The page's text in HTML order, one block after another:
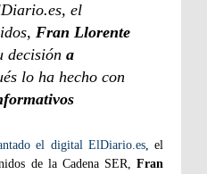
el
Fran Llorente
decisión a
lo ha hecho con
el digital ElDiario.es, el
de la Cadena SER, Fran